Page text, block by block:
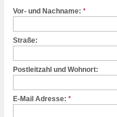
Vor- und Nachname: *
Straße:
Postleitzahl und Wohnort:
E-Mail Adresse: *